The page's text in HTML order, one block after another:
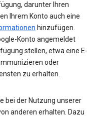
darunter Ihren
Ihrem Konto auch eine
hinzufügen.
Konto angemeldet
stellen, etwa eine E-
oder
zu erhalten.
bei der Nutzung unserer
anderen erhalten. Dazu